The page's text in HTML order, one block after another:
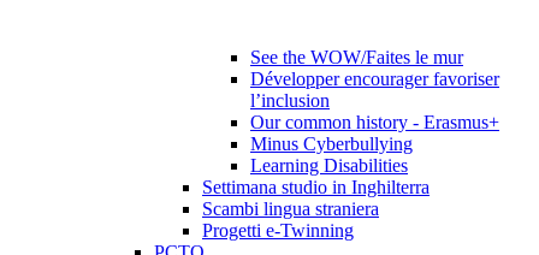
See the WOW/Faites le mur
Développer encourager favoriser
l’inclusion
Our common history - Erasmus+
Minus Cyberbullying
Learning Disabilities
Settimana studio in Inghilterra
Scambi lingua straniera
Progetti e-Twinning